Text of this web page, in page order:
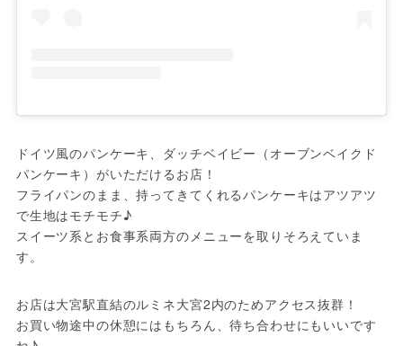
ドイツ風のパンケーキ、ダッチベイビー（オーブンベイクド
パンケーキ）がいただけるお店！
フライパンのまま、持ってきてくれるパンケーキはアツアツ
で生地はモチモチ♪
スイーツ系とお食事系両方のメニューを取りそろえていま
す。
お店は大宮駅直結のルミネ大宮2内のためアクセス抜群！
お買い物途中の休憩にはもちろん、待ち合わせにもいいです